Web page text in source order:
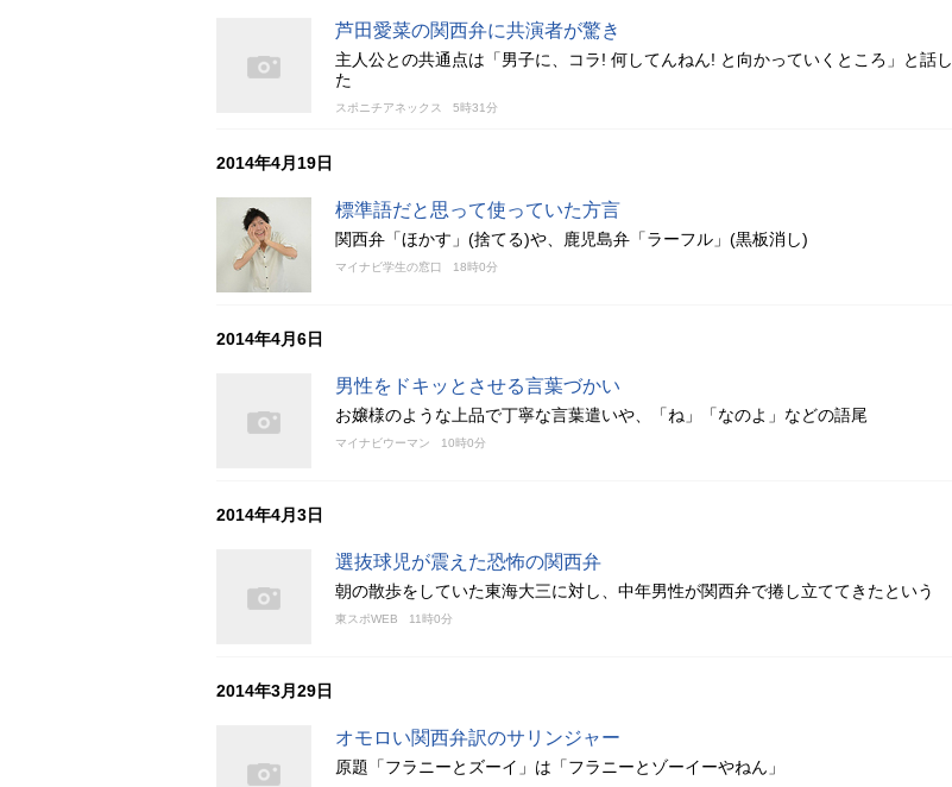
芦田愛菜の関西弁に共演者が驚き
主人公との共通点は「男子に、コラ! 何してんねん! と向かっていくところ」と話し
た
スポニチアネックス 5時31分
2014年4月19日
標準語だと思って使っていた方言
関西弁「ほかす」(捨てる)や、鹿児島弁「ラーフル」(黒板消し)
マイナビ学生の窓口 18時0分
2014年4月6日
男性をドキッとさせる言葉づかい
お嬢様のような上品で丁寧な言葉遣いや、「ね」「なのよ」などの語尾
マイナビウーマン 10時0分
2014年4月3日
選抜球児が震えた恐怖の関西弁
朝の散歩をしていた東海大三に対し、中年男性が関西弁で捲し立ててきたという
東スポWEB 11時0分
2014年3月29日
オモロい関西弁訳のサリンジャー
原題「フラニーとズーイ」は「フラニーとゾーイーやねん」